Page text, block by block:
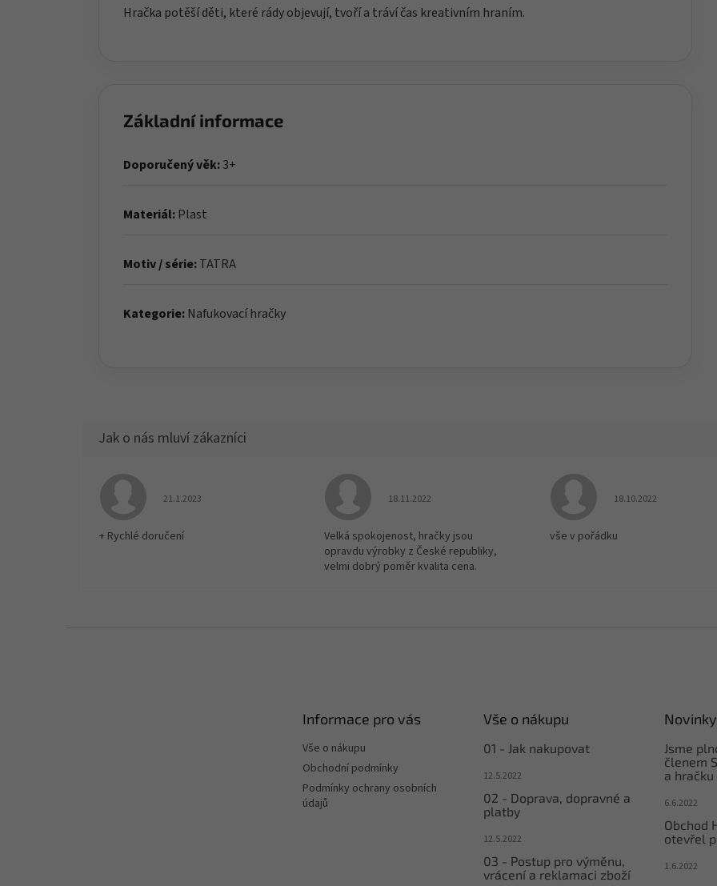
Hračka potěší děti, které rády objevují, tvoří a tráví čas kreativním hraním.
Základní informace
Doporučený věk:3+
Materiál: Plast
Motiv / série:TATRA
Kategorie: Nafukovací hračky
Hodnocení obchodu je 5 z 5 hvězdiček.
21.1.2023
+ Rychlé doručení
Hodnocení obchodu je 5 z 5 hvězdiček.
18.11.2022
Velká spokojenost, hračky jsou
opravdu výrobky z České republiky,
velmi dobrý poměr kvalita cena.
Hodnocení obchodu
18.10.2022
vše v pořádku
Informace pro vás
Vše o nákupu
Obchodní podmínky
Podmínky ochrany osobních
údajů
Vše o nákupu
01 - Jak nakupovat
12.5.2022
02 - Doprava, dopravné a
platby
12.5.2022
03 - Postup pro výměnu,
vrácení a reklamaci zboží
Novinky
Jsme
členem
a hračku
6.6.2022
Obchod
otevřel
1.6.2022